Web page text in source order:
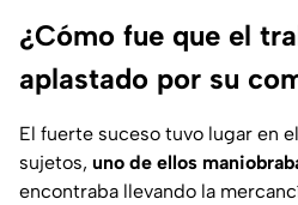
¿Cómo fue que el
aplastado por su
El fuerte suceso tuvo lugar en
sujetos, uno de ellos
encontraba llevando la